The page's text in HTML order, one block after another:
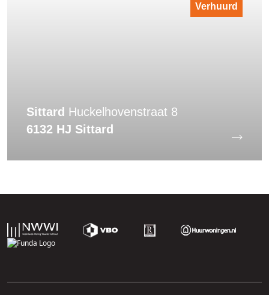
Sittard Huckelhovenstraat 8
6132 HJ Sittard
Verhuurd